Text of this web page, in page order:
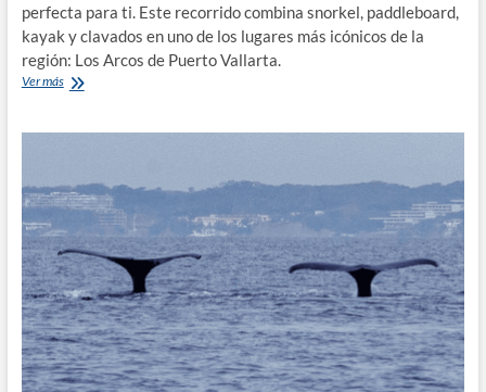
perfecta para ti. Este recorrido combina snorkel, paddleboard,
kayak y clavados en uno de los lugares más icónicos de la
región: Los Arcos de Puerto Vallarta.
Ver másHalf
Acuática
Los
Arcos,
Puerto
Vallarta